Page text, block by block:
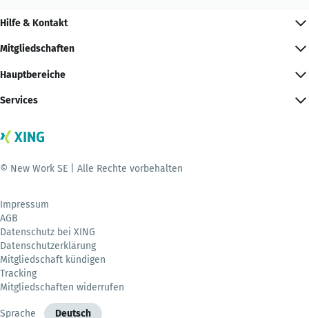
Hilfe & Kontakt
Mitgliedschaften
Hauptbereiche
Services
© New Work SE | Alle Rechte vorbehalten
Impressum
AGB
Datenschutz bei XING
Datenschutzerklärung
Mitgliedschaft kündigen
Tracking
Mitgliedschaften widerrufen
Sprache Deutsch